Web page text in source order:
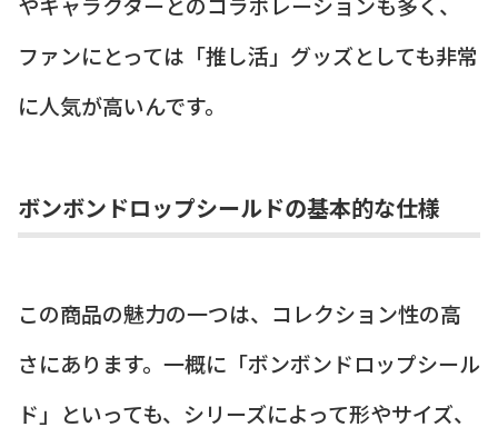
ファンにとっては「推し活」グッズとしても非常
に人気が高いんです。
ボンボンドロップシールドの基本的な仕様
この商品の魅力の一つは、コレクション性の高
さにあります。一概に「ボンボンドロップシール
ド」といっても、シリーズによって形やサイズ、